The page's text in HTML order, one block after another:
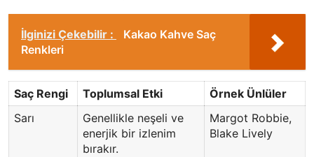
İlginizi Çekebilir :
Kakao Kahve Saç
Renkleri
Saç Rengi Toplumsal Etki
Örnek Ünlüler
Sarı
Genellikle neşeli ve
enerjik bir izlenim
bırakır.
Margot Robbie,
Blake Lively